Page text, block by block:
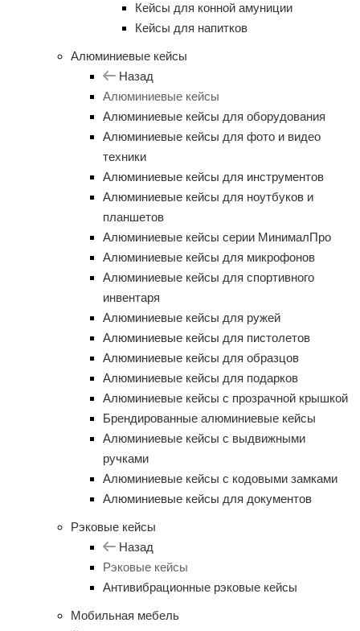
Кейсы для конной амуниции
Кейсы для напитков
Алюминиевые кейсы
Назад
Алюминиевые кейсы
Алюминиевые кейсы для оборудования
Алюминиевые кейсы для фото и видео
техники
Алюминиевые кейсы для инструментов
Алюминиевые кейсы для ноутбуков и
планшетов
Алюминиевые кейсы серии МинималПро
Алюминиевые кейсы для микрофонов
Алюминиевые кейсы для спортивного
инвентаря
Алюминиевые кейсы для ружей
Алюминиевые кейсы для пистолетов
Алюминиевые кейсы для образцов
Алюминиевые кейсы для подарков
Алюминиевые кейсы с прозрачной крышкой
Брендированные алюминиевые кейсы
Алюминиевые кейсы с выдвижными
ручками
Алюминиевые кейсы с кодовыми замками
Алюминиевые кейсы для документов
Рэковые кейсы
Назад
Рэковые кейсы
Антивибрационные рэковые кейсы
Мобильная мебель